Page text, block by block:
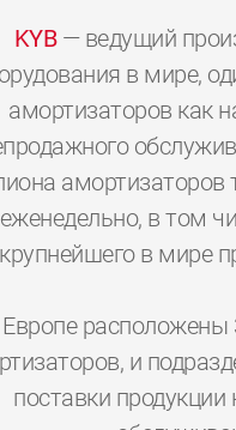
KYB— ведущий
в мире,
амортизаторов как
амортизаторов
еженедельно, в том
крупнейшего в мире
расположены
и
поставки00